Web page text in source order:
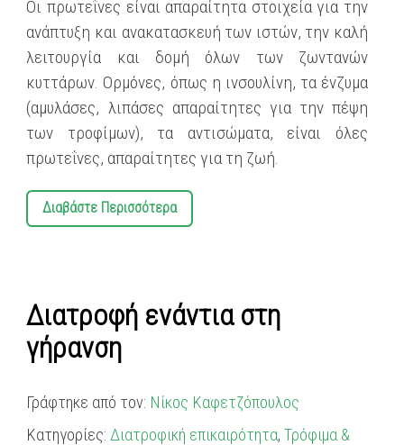
Οι πρωτεΐνες είναι απαραίτητα στοιχεία για την
ανάπτυξη και ανακατασκευή των ιστών, την καλή
λειτουργία και δομή όλων των ζωντανών
κυττάρων. Ορμόνες, όπως η ινσουλίνη, τα ένζυμα
(αμυλάσες, λιπάσες απαραίτητες για την πέψη
των τροφίμων), τα αντισώματα, είναι όλες
πρωτεΐνες, απαραίτητες για τη ζωή.
Διαβάστε Περισσότερα
Διατροφή ενάντια στη
γήρανση
Γράφτηκε από τον: Νίκος Καφετζόπουλος
Κατηγορίες: Διατροφική επικαιρότητα,Τρόφιμα &